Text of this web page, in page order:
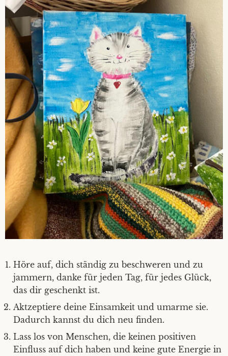
Impressum
Datenschutzerklärung
Höre auf, dich ständig zu beschweren und zu
jammern, danke für jeden Tag, für jedes Glück,
das dir geschenkt ist.
Aktzeptiere deine Einsamkeit und umarme sie.
Dadurch kannst du dich neu finden.
Lass los von Menschen, die keinen positiven
Einfluss auf dich haben und keine gute Energie in